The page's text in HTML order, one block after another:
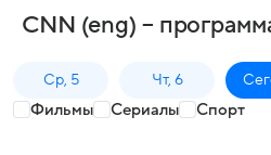
CNN (eng) –
Ср, 5 Чт, 6
Фильмы Сериалы Спорт